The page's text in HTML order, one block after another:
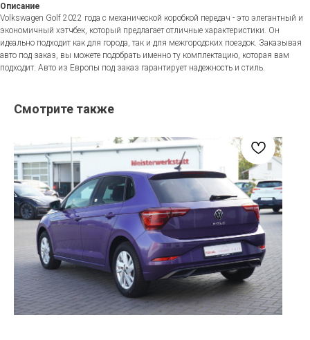
Описание
Volkswagen Golf 2022 года с механической коробкой передач - это элегантный и
экономичный хэтчбек, который предлагает отличные характеристики. Он
идеально подходит как для города, так и для межгородских поездок. Заказывая
авто под заказ, вы можете подобрать именно ту комплектацию, которая вам
подходит. Авто из Европы под заказ гарантирует надежность и стиль.
Смотрите также